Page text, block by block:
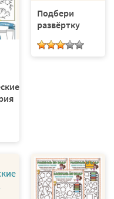
Подбери
развёртку